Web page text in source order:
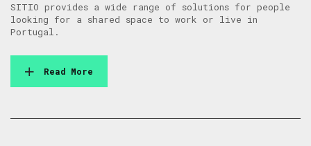
SITIO provides a wide range of solutions for people
looking for a shared space to work or live in
Portugal.
Read More